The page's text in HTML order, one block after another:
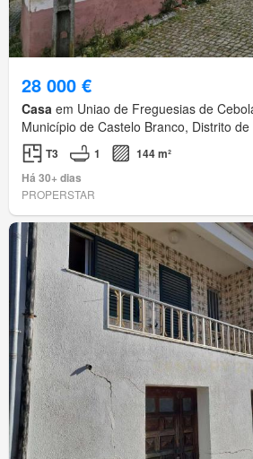
28 000 €
Casa em Uniao de Freguesias de
Município de Castelo Branco, Distrito
T3 1
144 m²
Há 30+ dias
PROPERSTAR